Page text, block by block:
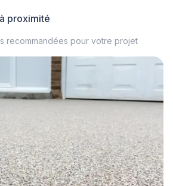
à proximité
recommandées pour votre projet